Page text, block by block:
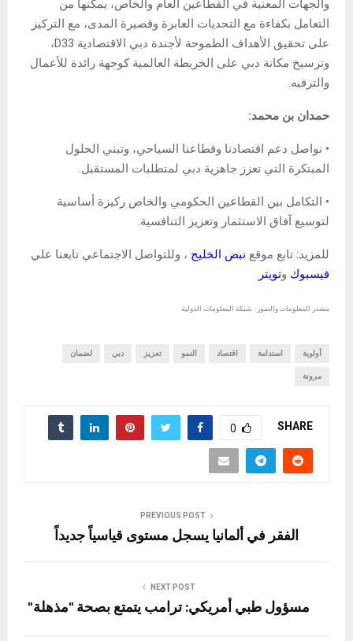
والجهات المعنية في القطاعين العام والخاص، يمكّنها من
التعامل بكفاءة مع التحديات العابرة وقصيرة المدى، مع التركيز
على تحقيق الأهداف الطموحة لأجندة دبي الاقتصادية D33،
وترسيخ مكانة دبي على الخريطة العالمية كوجهة رائدة للأعمال
والترفيه.
حمدان بن محمد:
• نواصل دعم اقتصادنا وقطاعنا السياحي، وتبني الحلول
المبتكرة التي تعزز جاهزية دبي لمتطلبات المستقبل.
• التكامل بين القطاعين الحكومي والخاص ركيزة أساسية
لتوسيع آفاق الاستثمار وتعزيز التنافسية.
للمزيد: تابع موقع نبض الخليج ، وللتواصل الاجتماعي تابعنا علي
فيسبوك وتويتر
مصدر المعلومات والصور : شبكة المعلومات الدولية
أولوية استدامة اقتصاد النمو تعزيز دبي لضمان
مرونة
SHARE
0
PREVIOUS POST
الفقر في ألمانيا يسجل مستوى قياسياً جديداً
NEXT POST
مسؤول طبي أمريكي: ترامب يتمتع بصحة "مذهلة"